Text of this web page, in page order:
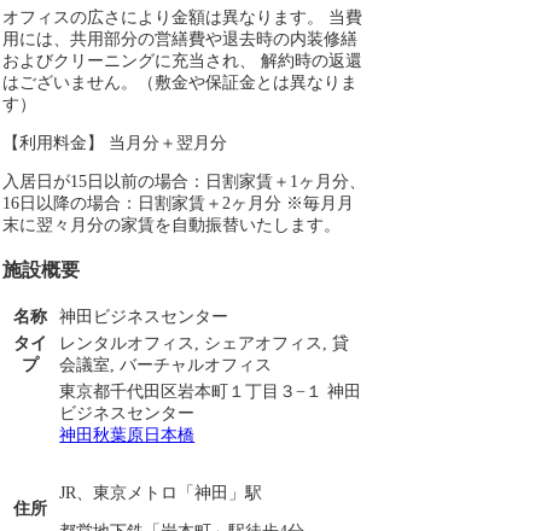
オフィスの広さにより金額は異なります。 当費
用には、共用部分の営繕費や退去時の内装修繕
およびクリーニングに充当され、 解約時の返還
はございません。（敷金や保証金とは異なりま
す）
【利用料金】 当月分＋翌月分
入居日が15日以前の場合：日割家賃＋1ヶ月分、
16日以降の場合：日割家賃＋2ヶ月分 ※毎月月
末に翌々月分の家賃を自動振替いたします。
施設概要
名称
神田ビジネスセンター
タイ
プ
レンタルオフィス, シェアオフィス, 貸
会議室, バーチャルオフィス
住所
東京都千代田区岩本町１丁目３−１ 神田
ビジネスセンター
神田秋葉原 日本橋
JR、東京メトロ「神田」駅